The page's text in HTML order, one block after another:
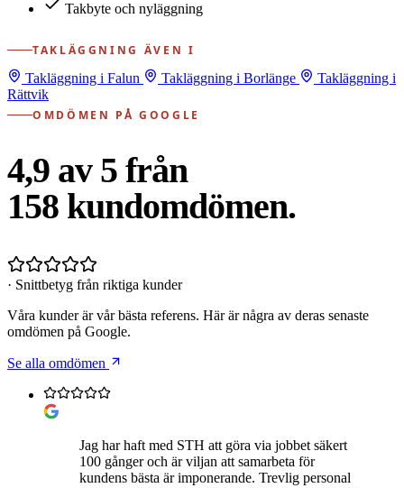
Takbyte och nyläggning
TAKLÄGGNING ÄVEN I
Takläggning i Falun
Takläggning i Borlänge
Takläggning i
Rättvik
OMDÖMEN PÅ GOOGLE
4,9 av 5 från
158 kundomdömen.
· Snittbetyg från riktiga kunder
Våra kunder är vår bästa referens. Här är några av deras senaste
omdömen på Google.
Se alla omdömen
Jag har haft med STH att göra via jobbet säkert
100 gånger och är viljan att samarbeta för
kundens bästa är imponerande. Trevlig personal